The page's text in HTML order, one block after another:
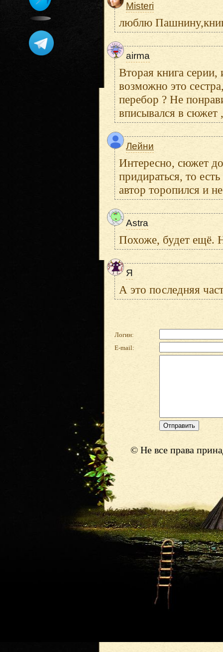
Misteri
люблю
airma
Вторая книга серии,
возможно это
перебор ? Не
вписывался в сюжет
Лейни
Интересно, сюжет
придираться, то
автор торопился и
Astra
Похоже, будет ещё.
Я
А это последняя
Логин:
E-mail:
© Не все права